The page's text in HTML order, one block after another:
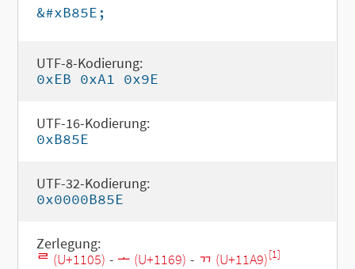
&#xB85E;
UTF-8-Kodierung:
0xEB 0xA1 0x9E
UTF-16-Kodierung:
0xB85E
UTF-32-Kodierung:
0x0000B85E
Zerlegung:
ᄅ (U+1105) - ᅩ (U+1169) - ᆩ (U+11A9)[1]